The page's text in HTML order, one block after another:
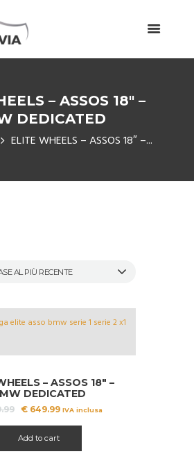
– ASSOS 18″ –
DEDICATED
ELITE WHEELS – ASSOS 18″ –...
– ASSOS 18″ –
DEDICATED
Il
era:
€ 679.99.
€649.99Il
è:
€ 649.99.
IVA inclusa
Add to cart